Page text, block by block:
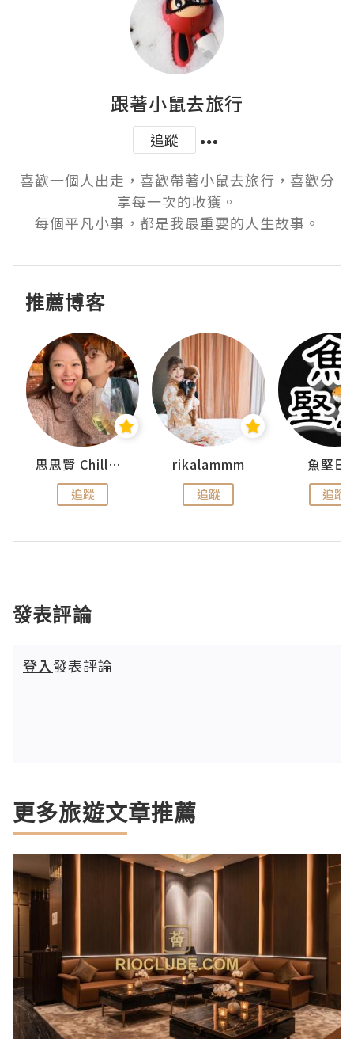
跟著小鼠去旅行
追蹤
喜歡一個人出走，喜歡帶著小鼠去旅行，喜歡分
享每一次的收獲。
每個平凡小事，都是我最重要的人生故事。
推薦博客
思思賢 ChillMyBabe
追蹤
rikalammm
追蹤
魚堅日
追蹤
發表評論
登入發表評論
更多旅遊文章推薦